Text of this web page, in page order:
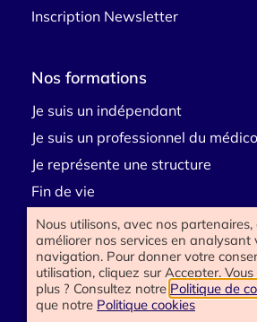
Inscription Newsletter
Nos formations
Je suis un indépendant
Je suis un professionnel du
Je représente une structure
Fin de vie
Deuil
Handicap
E-learning
Nous utilisons, avec nos
améliorer nos services en analysant
navigation. Pour donner votre
utilisation, cliquez sur Accepter.
plus ? Consultez notre Politique de
que notre Politique cookies